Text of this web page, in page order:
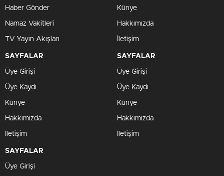
Haber Gönder
Namaz Vakitleri
TV Yayın Akışları
Künye
Hakkımızda
İletişim
SAYFALAR
Üye Girişi
Üye Kaydı
Künye
Hakkımızda
İletişim
SAYFALAR
Üye Girişi
Üye Kaydı
Künye
Hakkımızda
İletişim
SAYFALAR
Üye Girişi